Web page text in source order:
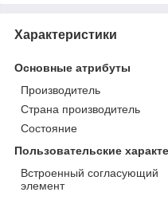
Характеристики
Основные атрибуты
Производитель
Страна производитель
Состояние
Пользовательские
Встроенный согласующий
элемент